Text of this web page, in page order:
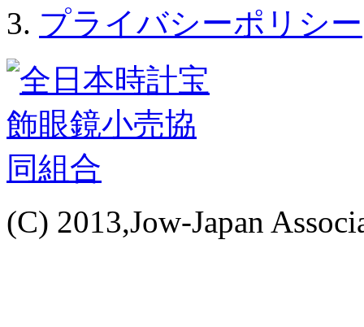
プライバシーポリシー
(C) 2013,Jow-Japan